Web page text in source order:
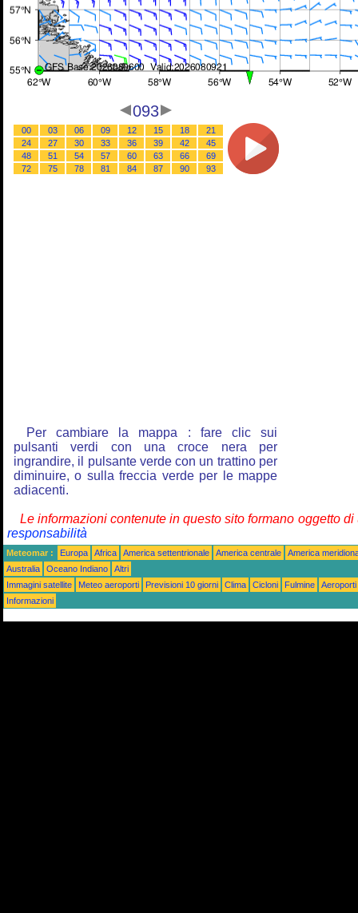
093
00 03 06 09 12 15 18
21
24
27 30 33 36 39 42
45
48
51 54 57 60 63 66
69
72
75 78 81 84 87 90 93
Per cambiare la mappa : fare clic sui
pulsanti verdi con una croce nera per
ingrandire, il pulsante verde con un trattino per
diminuire, o sulla freccia verde per le mappe
adiacenti.
Le informazioni contenute in questo sito formano oggetto
responsabilità
Meteomar : Europa Africa America settentrionale America centrale
America
Australia
Oceano Indiano
Altri
Immagini satellite
Meteo aeroporti Previsioni 10 giorni Clima Cicloni Fulmine
Aeroporti
Informazioni